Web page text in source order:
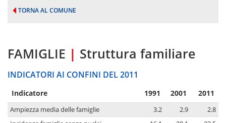
TORNA AL COMUNE
FAMIGLIE | Struttura familiare
INDICATORI AI CONFINI DEL 2011
Indicatore 1991 2001 2011
Ampiezza media delle famiglie 3.2 2.9
2.8